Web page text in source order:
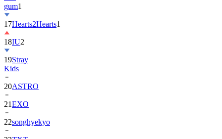
17Hearts2Hearts
18IU2
19Stray
Kids
20ASTRO
21EXO
22songhyekyo
23TXT